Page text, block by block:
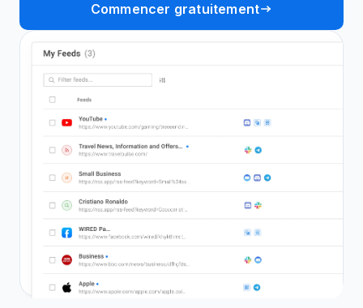
Commencer gratuitement